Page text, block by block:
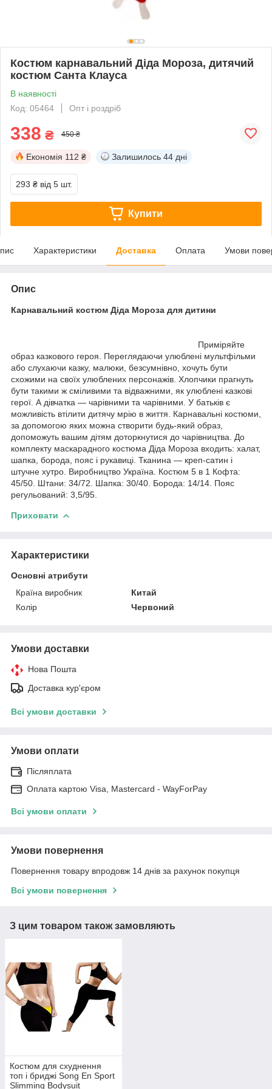
Костюм карнавальний Діда Мороза, дитячий
костюм Санта Клауса
В наявності
Код: 05464
Опт і роздріб
338 ₴ 450 ₴
Економія 112 ₴ Залишилось 44 дні
293 ₴ від 5 шт.
Купити
Характеристики Доставка Оплата Умови
Опис
Карнавальний костюм Діда Мороза для дитини
Приміряйте
образ казкового героя. Переглядаючи улюблені мультфільми
або слухаючи казку, малюки, безсумнівно, хочуть бути
схожими на своїх улюблених персонажів. Хлопчики прагнуть
бути такими ж сміливими та відважними, як улюблені казкові
герої. А дівчатка — чарівними та чарівними. У батьків є
можливість втілити дитячу мрію в життя. Карнавальні костюми,
за допомогою яких можна створити будь-який образ,
допоможуть вашим дітям доторкнутися до чарівництва. До
комплекту маскарадного костюма Діда Мороза входить: халат,
шапка, борода, пояс і рукавиці. Тканина — креп-сатин і
штучне хутро. Виробництво Україна. Костюм 5 в 1 Кофта:
45/50. Штани: 34/72. Шапка: 30/40. Борода: 14/14. Пояс
регульований: 3,5/95.
Приховати
Характеристики
Основні атрибути
Країна виробник
Китай
Колір
Червоний
Умови доставки
Нова Пошта
Доставка кур'єром
Всі умови доставки
Умови оплати
Післяплата
Оплата картою Visa, Mastercard - WayForPay
Всі умови оплати
Умови повернення
Повернення товару впродовж 14 днів за рахунок покупця
Всі умови повернення
З цим товаром також замовляють
Костюм для схуднення
топ і бриджі Song En Sport
Slimming Bodysuit